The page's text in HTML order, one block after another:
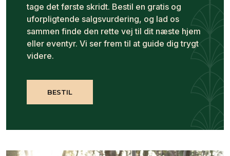
tage det første skridt. Bestil en gratis og
uforpligtende salgsvurdering, og lad os
sammen finde den rette vej til dit næste hjem
eller eventyr. Vi ser frem til at guide dig trygt
videre.
BESTIL